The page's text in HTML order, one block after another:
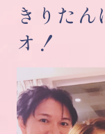
きりた
オ！